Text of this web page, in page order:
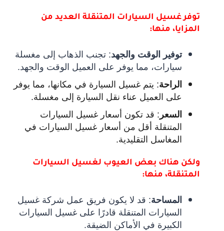
توفر غسيل السيارات المتنقلة العديد من
المزايا، منها:
توفير الوقت والجهد: تجنب الذهاب إلى مغسلة
سيارات، مما يوفر على العميل الوقت والجهد.
الراحة: يتم غسيل السيارة في مكانها، مما يوفر
على العميل عناء نقل السيارة إلى مغسلة.
السعر : قد تكون أسعار غسيل السيارات
المتنقلة أقل من أسعار غسيل السيارات في
المغاسل التقليدية.
ولكن هناك بعض العيوب لغسيل السيارات
المتنقلة، منها:
المساحة: قد لا يكون فريق عمل شركة غسيل
السيارات المتنقلة قادرًا على غسيل السيارات
الكبيرة في الأماكن الضيقة.